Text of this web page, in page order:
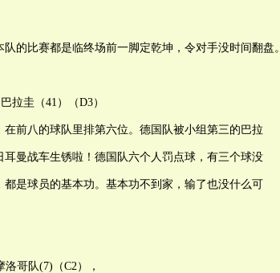
的比赛都是临终场前一脚定乾坤，令对手没时间翻盘。
拉圭（41）（D3）
前八的球队里排第六位。德国队被小组第三的巴拉
曼战车生锈啦！德国队六个人罚点球，有三个球没
是球员的基本功。基本功不到家，输了也没什么可
哥队(7)（C2），